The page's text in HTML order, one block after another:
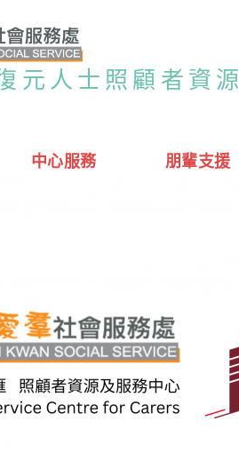
元人士照顧者資源
中心服務 朋輩支援